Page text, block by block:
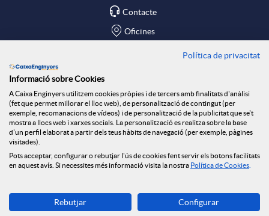
r
x
e
s
S
c
a
c
n
n
o
Contacte
Oficines
Social Room
Seguretat Online
Descarrega-la ara
Banca MOBILE
Política de privacitat
Informació sobre Cookies
A Caixa Enginyers utilitzem cookies pròpies i de tercers amb finalitats d'anàlisi
(fet que permet millorar el lloc web), de personalització de contingut (per
exemple, recomanacions de vídeos) i de personalització de la publicitat que se't
mostra a llocs web i xarxes socials. La personalització es realitza sobre la base
d'un perfil elaborat a partir dels teus hàbits de navegació (per exemple, pàgines
visitades).
Pots acceptar, configurar o rebutjar l'ús de cookies fent servir els botons facilitats
en aquest avís. Si necessites més informació visita la nostra Política de Cookies
Rebutjar Configurar